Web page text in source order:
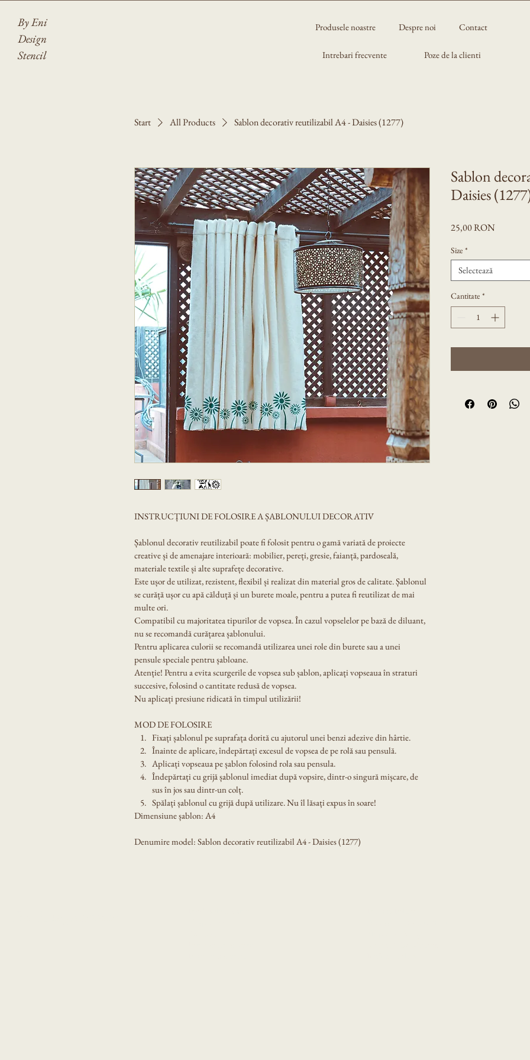
By Eni
Design
Stencil
Produsele noastre Despre noi Contact
Intrebari frecvente Poze de la clienti
Start All Products Sablon decorativ reutilizabil A4 - Daisies (1277)
INSTRUCȚIUNI DE FOLOSIRE A ȘABLONULUI DECORATIV
Șablonul decorativ reutilizabil poate fi folosit pentru o gamă variată de proiecte
creative și de amenajare interioară: mobilier, pereți, gresie, faianță, pardoseală,
materiale textile și alte suprafețe decorative.
Este ușor de utilizat, rezistent, flexibil și realizat din material gros de calitate. Șablonul
se curăță ușor cu apă călduță și un burete moale, pentru a putea fi reutilizat de mai
multe ori.
Compatibil cu majoritatea tipurilor de vopsea. În cazul vopselelor pe bază de diluant,
nu se recomandă curățarea șablonului.
Pentru aplicarea culorii se recomandă utilizarea unei role din burete sau a unei
pensule speciale pentru șabloane.
Atenție! Pentru a evita scurgerile de vopsea sub șablon, aplicați vopseaua în straturi
succesive, folosind o cantitate redusă de vopsea.
Nu aplicați presiune ridicată în timpul utilizării!
MOD DE FOLOSIRE
Fixați șablonul pe suprafața dorită cu ajutorul unei benzi adezive din hârtie.
Înainte de aplicare, îndepărtați excesul de vopsea de pe rolă sau pensulă.
Aplicați vopseaua pe șablon folosind rola sau pensula.
Îndepărtați cu grijă șablonul imediat după vopsire, dintr-o singură mișcare, de
sus în jos sau dintr-un colț.
Spălați șablonul cu grijă după utilizare. Nu îl lăsați expus în soare!
Dimensiune șablon: A4
Denumire model: Sablon decorativ reutilizabil A4 - Daisies (1277)
Sablon
Daisies
25,00 RONPreț
Size *
Selectează
Cantitate *